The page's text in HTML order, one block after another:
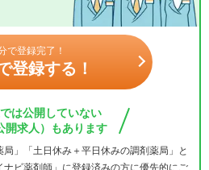
で登録完了！
登録する！
は公開していない
開求人）もあります
局」「土日休み＋平日休みの調剤薬局」と
ビ薬剤師」に登録済みの方に優先的にご